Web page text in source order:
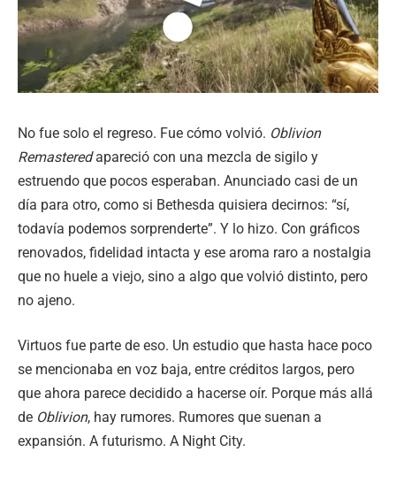
No fue solo el regreso. Fue cómo volvió. Oblivion
Remasteredapareció con una mezcla de sigilo y
estruendo que pocos esperaban. Anunciado casi de un
día para otro, como si Bethesda quisiera decirnos: “sí,
todavía podemos sorprenderte”. Y lo hizo. Con gráficos
renovados, fidelidad intacta y ese aroma raro a nostalgia
que no huele a viejo, sino a algo que volvió distinto, pero
no ajeno.
Virtuos fue parte de eso. Un estudio que hasta hace poco
se mencionaba en voz baja, entre créditos largos, pero
que ahora parece decidido a hacerse oír. Porque más allá
de Oblivion, hay rumores. Rumores que suenan a
expansión. A futurismo. A Night City.